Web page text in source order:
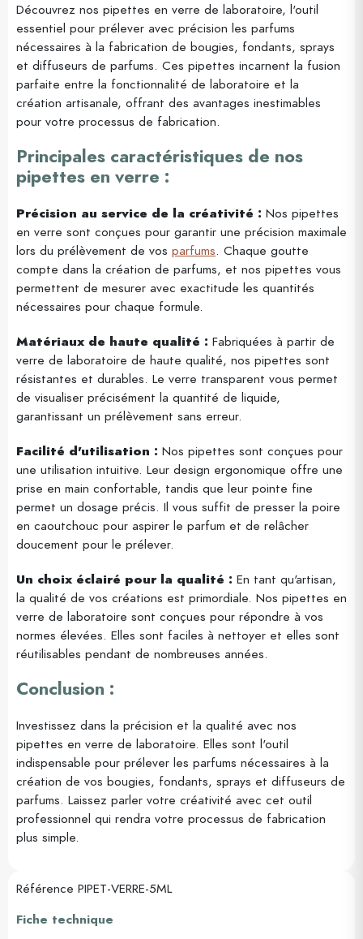
Découvrez nos pipettes en verre de laboratoire, l'outil
essentiel pour prélever avec précision les parfums
nécessaires à la fabrication de bougies, fondants, sprays
et diffuseurs de parfums. Ces pipettes incarnent la fusion
parfaite entre la fonctionnalité de laboratoire et la
création artisanale, offrant des avantages inestimables
pour votre processus de fabrication.
Principales caractéristiques de nos
pipettes en verre :
Précision au service de la créativité : Nos pipettes
en verre sont conçues pour garantir une précision maximale
lors du prélèvement de vos parfums. Chaque goutte
compte dans la création de parfums, et nos pipettes vous
permettent de mesurer avec exactitude les quantités
nécessaires pour chaque formule.
Matériaux de haute qualité : Fabriquées à partir de
verre de laboratoire de haute qualité, nos pipettes sont
résistantes et durables. Le verre transparent vous permet
de visualiser précisément la quantité de liquide,
garantissant un prélèvement sans erreur.
Facilité d'utilisation : Nos pipettes sont conçues pour
une utilisation intuitive. Leur design ergonomique offre une
prise en main confortable, tandis que leur pointe fine
permet un dosage précis. Il vous suffit de presser la poire
en caoutchouc pour aspirer le parfum et de relâcher
doucement pour le prélever.
Un choix éclairé pour la qualité : En tant qu'artisan,
la qualité de vos créations est primordiale. Nos pipettes en
verre de laboratoire sont conçues pour répondre à vos
normes élevées. Elles sont faciles à nettoyer et elles sont
réutilisables pendant de nombreuses années.
Conclusion :
Investissez dans la précision et la qualité avec nos
pipettes en verre de laboratoire. Elles sont l'outil
indispensable pour prélever les parfums nécessaires à la
création de vos bougies, fondants, sprays et diffuseurs de
parfums. Laissez parler votre créativité avec cet outil
professionnel qui rendra votre processus de fabrication
plus simple.
Référence PIPET-VERRE-5ML
Fiche technique